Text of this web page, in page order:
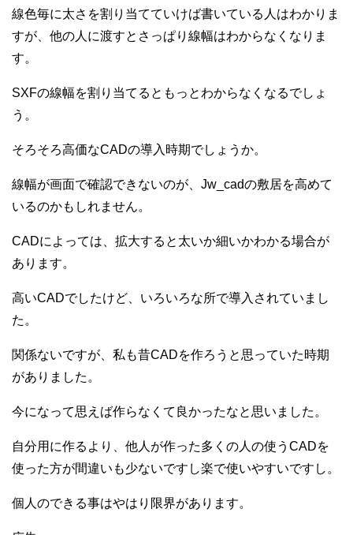
線色毎に太さを割り当てていけば書いている人はわかりま
すが、他の人に渡すとさっぱり線幅はわからなくなりま
す。
SXFの線幅を割り当てるともっとわからなくなるでしょ
う。
そろそろ高価なCADの導入時期でしょうか。
線幅が画面で確認できないのが、Jw_cadの敷居を高めて
いるのかもしれません。
CADによっては、拡大すると太いか細いかわかる場合が
あります。
高いCADでしたけど、いろいろな所で導入されていまし
た。
関係ないですが、私も昔CADを作ろうと思っていた時期
がありました。
今になって思えば作らなくて良かったなと思いました。
自分用に作るより、他人が作った多くの人の使うCADを
使った方が間違いも少ないですし楽で使いやすいですし。
個人のできる事はやはり限界があります。